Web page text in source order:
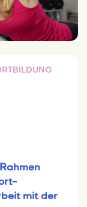
mit der